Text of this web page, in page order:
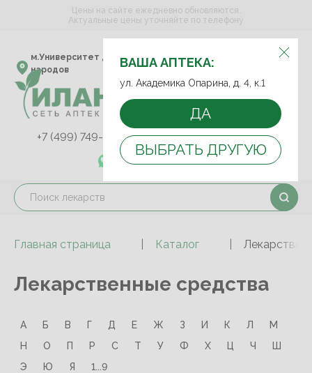
ВЫБЕРИТЕ АПТЕКУ:
м.Университет дружбы
народов
ул. Академика Опарина,
д. 4, к.1
ВАША АПТЕКА:
ул. Академика Опарина, д. 4, к.1
ДА
ВЫБРАТЬ ДРУГУЮ
Цены на сайте ежедневно обновляются.
Актуальные цены уточняйте по телефону
+7 (499) 749-75-92
+7 (499) 749-74-89
+7 (989) 579-78-73
Главная страница Каталог
Лекарственные средства
А Б В Г Д Е Ж З И К Л
М
Н
О П Р С Т У Ф Х Ц Ч
Ш
Э
Ю Я 1...9